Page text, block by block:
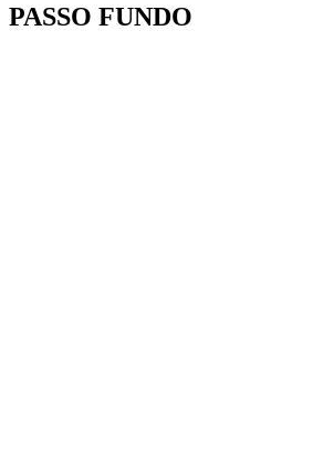
PASSO FUNDO